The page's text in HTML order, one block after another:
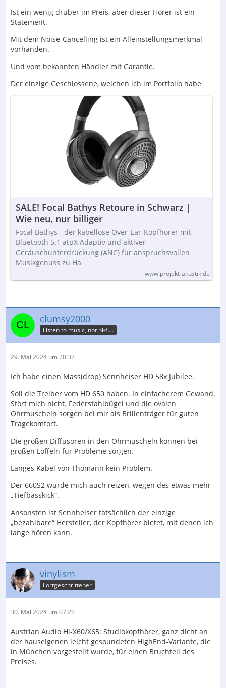
Ist ein wenig drüber im Preis, aber dieser Hörer ist ein
Statement.
Mit dem Noise-Cancelling ist ein Alleinstellungsmerkmal
vorhanden.
Und vom bekannten Händler mit Garantie.
Der einzige Geschlossene, welchen ich im Portfolio habe
SALE! Focal Bathys Retoure in Schwarz |
Wie neu, nur billiger
Focal Bathys - der kabellose Over-Ear-Kopfhörer mit
Bluetooth 5.1 atpX Adaptiv und aktiver
Geräuschunterdrückung (ANC) für anspruchsvollen
Musikgenuss zu Ha
www.projekt-akustik.de
clumsy2000
Listen to music, not hi-fi…
29. Mai 2024 um 20:32
Ich habe einen Mass(drop) Sennheiser HD 58x Jubilee.
Soll die Treiber vom HD 650 haben. In einfacherem Gewand.
Stört mich nicht. Federstahlbügel und die ovalen
Ohrmuscheln sorgen bei mir als Brillenträger für guten
Tragekomfort.
Die großen Diffusoren in den Ohrmuscheln können bei
großen Löffeln für Probleme sorgen.
Langes Kabel von Thomann kein Problem.
Der 660S2 würde mich auch reizen, wegen des etwas mehr
„Tiefbasskick“.
Ansonsten ist Sennheiser tatsächlich der einzige
„bezahlbare“ Hersteller, der Kopfhörer bietet, mit denen ich
lange hören kann.
vinylism
Fortgeschrittener
30. Mai 2024 um 07:22
Austrian Audio Hi-X60/X65: Studiokopfhörer, ganz dicht an
der hauseigenen leicht gesoundeten HighEnd-Variante, die
in München vorgestellt wurde, für einen Bruchteil des
Preises.